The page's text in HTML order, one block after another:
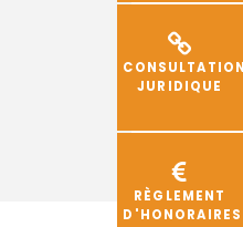
JURIDIQUE
RÈGLEMENT
D'HONORAIRES